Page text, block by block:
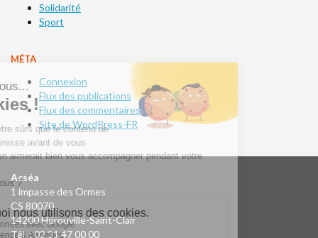
Solidarité
Sport
MÉTA
Connexion
Flux des publications
Flux des commentaires
Site de WordPress-FR
Acséa
1 impasse des Ormes
CS 80070
14200 Hérouville-Saint-Clair
Tél. : 02 31 47 00 00